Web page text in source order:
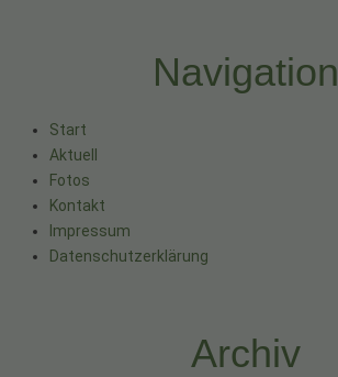
Navigation
Start
Aktuell
Fotos
Kontakt
Impressum
Datenschutzerklärung
Archiv